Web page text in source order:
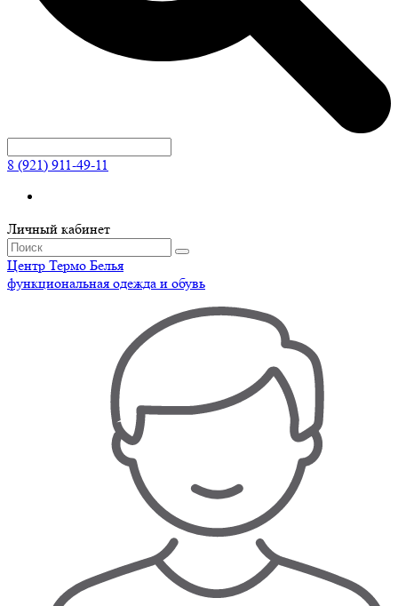
8 (921) 911-49-11
Личный кабинет
Центр Термо Белья
функциональная одежда и обувь